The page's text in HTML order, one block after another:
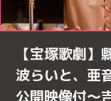
【宝塚歌劇
波らいと、亜
公開映像付～